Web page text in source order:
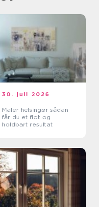
30. juli 2026
Maler helsingør sådan
får du et flot og
holdbart resultat